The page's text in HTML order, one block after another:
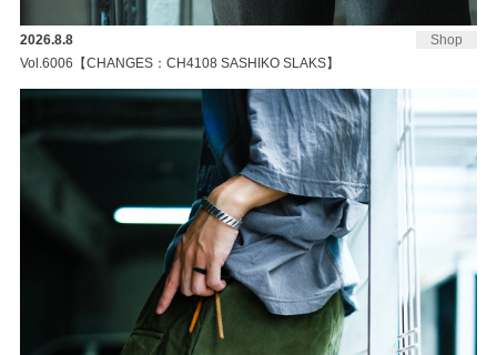
Shop
2026.8.8
Vol.6006【CHANGES：CH4108 SASHIKO SLAKS】